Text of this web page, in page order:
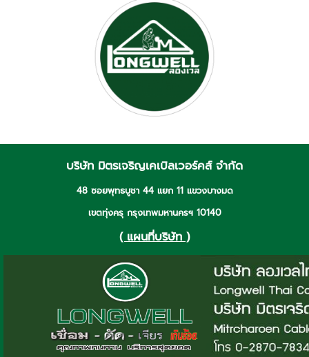
บริษัท มิตรเจริญเคเบิลเวอร์คส์ จำกัด
48 ซอยพุทธบูชา 44 แยก 11 แขวงบางมด
เขตทุ่งครุ กรุงเทพมหานครฯ 10140
( แผนที่บริษัท )